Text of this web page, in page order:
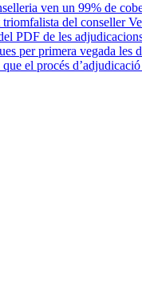
ven un 99% de
del conseller
PDF de les
per primera vegada les
el procés